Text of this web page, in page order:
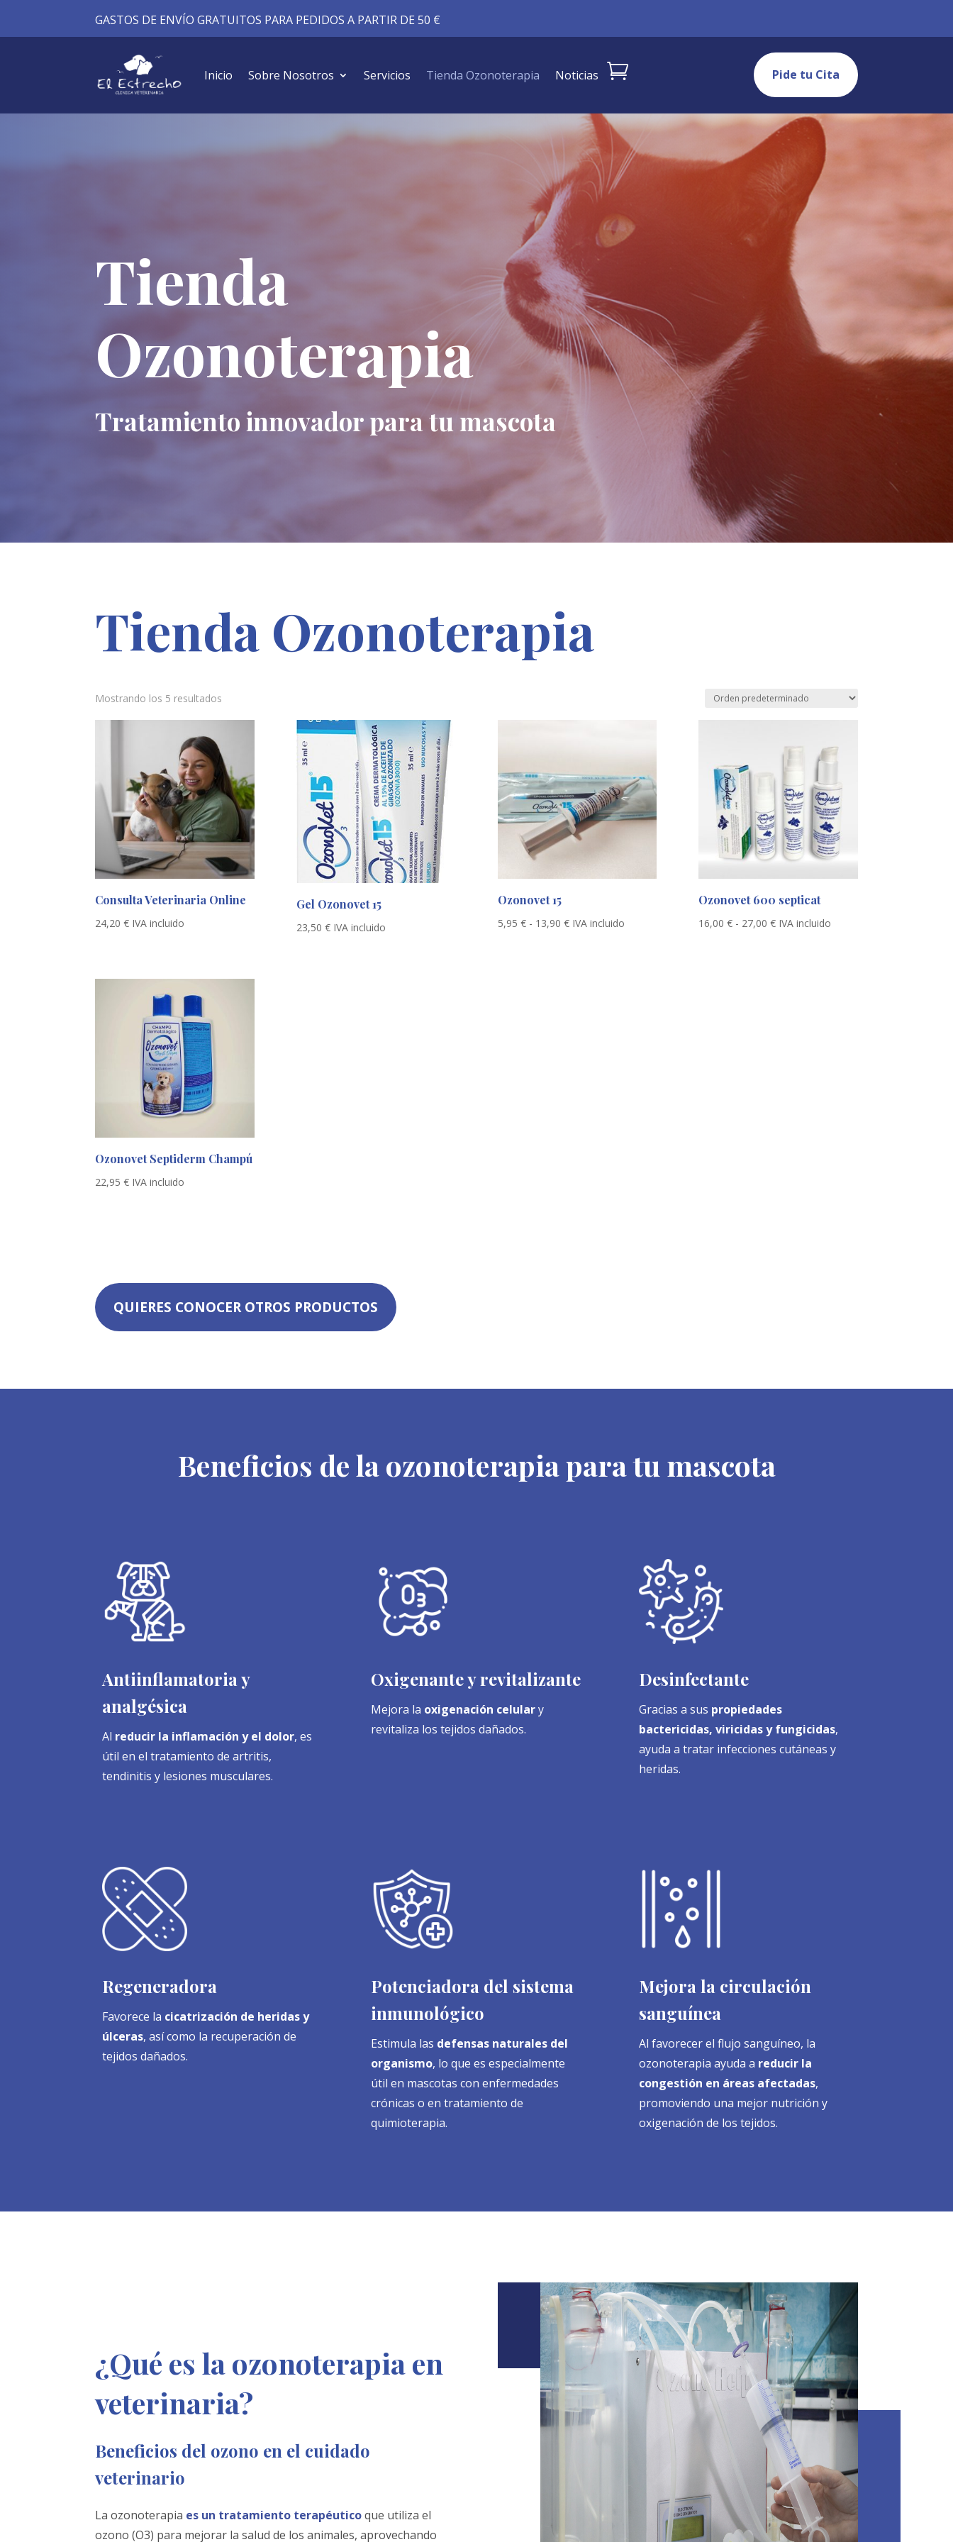
GASTOS DE ENVÍO GRATUITOS PARA PEDIDOS A PARTIR DE 50 €
Inicio Sobre Nosotros Servicios Tienda Ozonoterapia Noticias  Pide tu Cita
Tienda
Ozonoterapia
Tratamiento innovador para tu mascota
Tienda Ozonoterapia
Mostrando los 5 resultados
Consulta Veterinaria Online
24,20€ IVA incluido
Gel Ozonovet 15
23,50 € IVA incluido
Ozonovet 15
5,95 € - 13,90 €Rango
IVA incluido
Ozonovet 600 septicat
16,00€ - 27,00€Rango
IVA incluido
Ozonovet Septiderm Champú
22,95€ IVA incluido
QUIERES CONOCER OTROS PRODUCTOS
Beneficios de la ozonoterapia para tu mascota
Antiinflamatoria y
analgésica
Al reducir la inflamación y el dolor, es
útil en el tratamiento de artritis,
tendinitis y lesiones musculares.
Oxigenante y revitalizante
Mejora la oxigenación celulary
revitaliza los tejidos dañados.
Desinfectante
Gracias a sus propiedades
bactericidas, viricidas y fungicidas,
ayuda a tratar infecciones cutáneas y
heridas.
Regeneradora
Favorece la cicatrización de heridas y
úlceras, así como la recuperación de
tejidos dañados.
Potenciadora del sistema
inmunológico
Estimula las defensas naturales del
organismo, lo que es especialmente
útil en mascotas con enfermedades
crónicas o en tratamiento de
quimioterapia.
Mejora la circulación
sanguínea
Al favorecer el flujo sanguíneo, la
ozonoterapia ayuda a reducir la
congestión en áreas afectadas,
promoviendo una mejor nutrición y
oxigenación de los tejidos.
¿Qué es la ozonoterapia en
veterinaria?
Beneficios del ozono en el cuidado
veterinario
La ozonoterapia es un tratamiento terapéuticoque utiliza el
ozono (O3) para mejorar la salud de los animales, aprovechando